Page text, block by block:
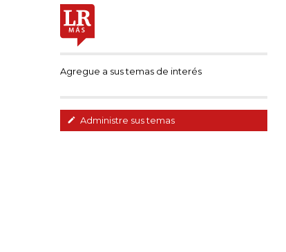
Agregue a sus temas de interés
Administre sus temas